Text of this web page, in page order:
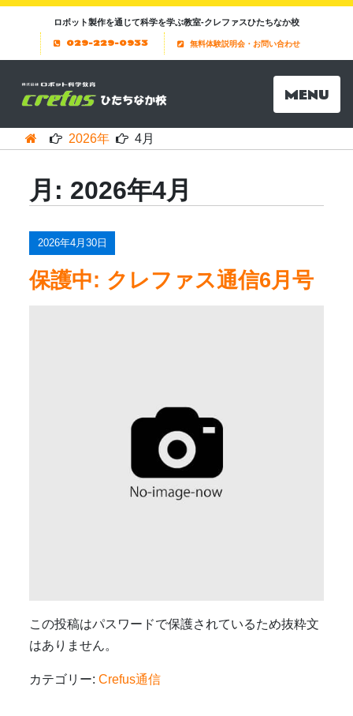
ロボット製作を通じて科学を学ぶ教室-クレファスひたちなか校
029-229-0933 無料体験説明会・お問い合わせ
MENU
2026年 4月
月: 2026年4月
2026年4月30日
保護中: クレファス通信6月号
この投稿はパスワードで保護されているため抜粋文
はありません。
カテゴリー:Crefus通信